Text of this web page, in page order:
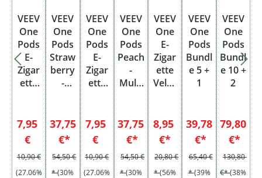
VEEV
One
Pods
E-
Zigar
ette
20 mg
Einwe
g
Verkaufspreis:
7,95
€
Regulärer Preis:
10,90 €
(27.06%
VEEV
One
Pods
Straw
berry
-
5x2
Pods
37,75
€*
54,50 €
*(30%
VEEV
One
Pods
E-
Zigar
ette
Einwe
g
Verkaufspreis:
7,95
€
Regulärer Preis:
10,90 €
(27.06%
VEEV
One
Pods
Peach
-
Multi
Pods
37,75
€*
54,50 €
*(30%
VEEV
One
E-
Zigar
ette
Velve
Mehr
weg +
1 x
POD
8,95
€*
20,80 €
*(56%
VEEV
One
Pods
Bundl
e 5 +
1
39,78
€*
65,40 €
*(39%
VEEV
One
Pods
Bundl
e 10 +
2
79,80
€*
130,80
€*(38%